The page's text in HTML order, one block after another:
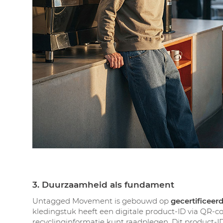
3. Duurzaamheid als fundament
Untagged Movement is gebouwd op
kledingstuk heeft een digitale product-ID via QR-